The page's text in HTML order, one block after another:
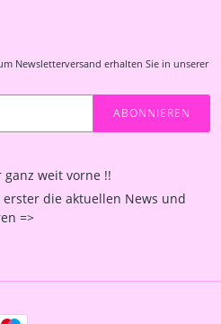
Newsletterversand erhalten Sie in unserer
ABONNIEREN
weit vorne !!
die aktuellen News und
=>